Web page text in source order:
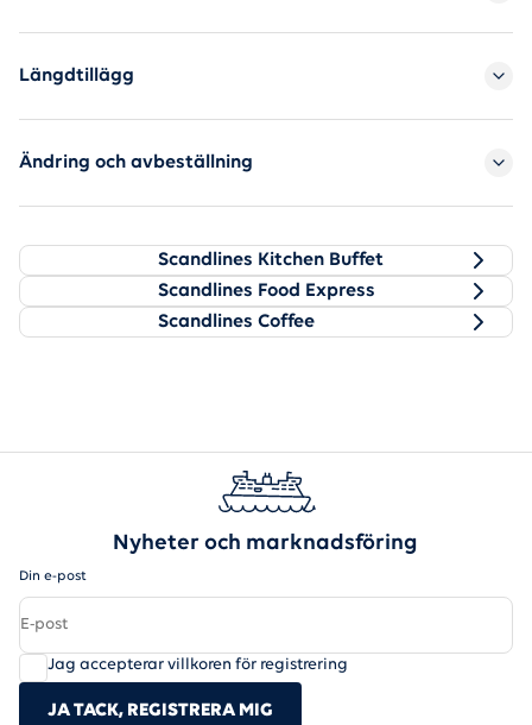
Längdtillägg
Ändring och avbeställning
Mat ombordScandlines Kitchen Buffet
Scandlines Kitchen Buffet erbjuder läckra
Scandlines Food Express
Besök vår Scandlines Food Express och njut av
Scandlines Coffee
På Scandlines Coffee serverar vi nybryggt
Nyheter och marknadsföring
Din e-post
Jag accepterar villkoren för registrering
JA TACK, REGISTRERA MIG